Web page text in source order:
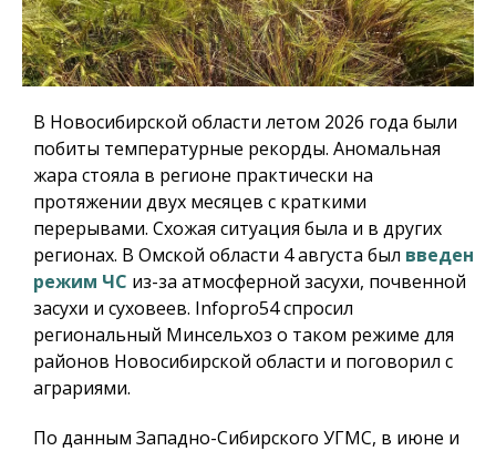
В Новосибирской области летом 2026 года были
побиты температурные рекорды. Аномальная
жара стояла в регионе практически на
протяжении двух месяцев с краткими
перерывами. Схожая ситуация была и в других
регионах. В Омской области 4 августа был введен
режим ЧС из-за атмосферной засухи, почвенной
засухи и суховеев. Infopro54спросил
региональный Минсельхоз о таком режиме для
районов Новосибирской области и поговорил с
аграриями.
По данным Западно-Сибирского УГМС, в июне и